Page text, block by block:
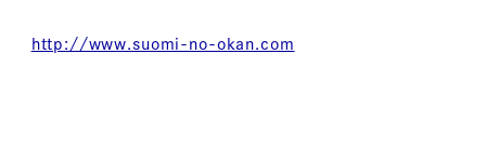
http://www.suomi-no-okan.com